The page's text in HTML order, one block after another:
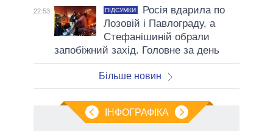
22:53 ПІДСУМКИ
Росія вдарила по
Лозовій і Павлограду, а
Стефанішиній обрали
запобіжний захід. Головне за день
Більше новин
ІНФОГРАФІКА